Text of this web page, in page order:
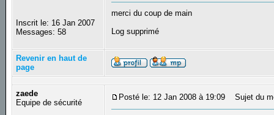
Inscrit le: 16 Jan 2007
Messages: 58
merci du coup de main
Log supprimé
Revenir en haut de
page
zaede
Equipe de sécurité
Posté le: 12 Jan 2008 à 19:09 Sujet du